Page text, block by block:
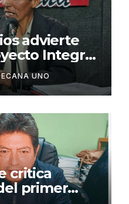
advierte
Integral
para
UNO
critica
primer